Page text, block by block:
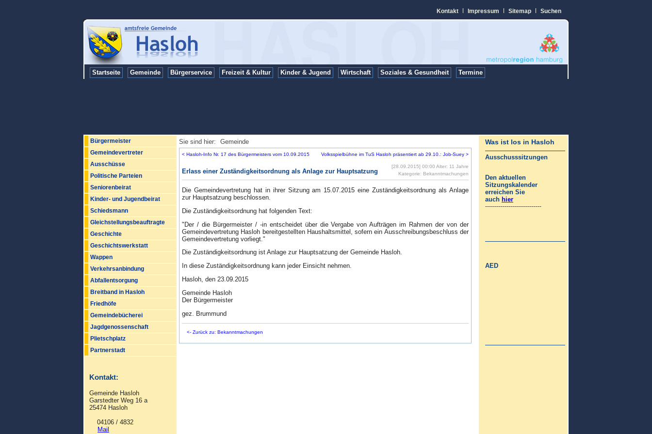
Kontakt Impressum Sitemap Suchen
Startseite Gemeinde Bürgerservice Freizeit & Kultur Kinder & Jugend Wirtschaft Soziales & Gesundheit Termine
Bürgermeister
Gemeindevertreter
Ausschüsse
Politische Parteien
Seniorenbeirat
Kinder- und Jugendbeirat
Schiedsmann
Gleichstellungsbeauftragte
Geschichte
Geschichtswerkstatt
Wappen
Verkehrsanbindung
Abfallentsorgung
Breitband in Hasloh
Friedhöfe
Gemeindebücherei
Jagdgenossenschaft
Plietschplatz
Partnerstadt
Kontakt:
Gemeinde Hasloh
Garstedter Weg 16 a
25474 Hasloh
04106 / 4832
Mail
Was ist los in Hasloh
Ausschusssitzungen
Den aktuellen
Sitzungskalender
erreichen Sie
auch hier
-----------------------------
AED
Sie sind hier: Gemeinde
Volksspielbühne im TuS Hasloh präsentiert ab 29.10.: Job-Suey >
< Hasloh-Info Nr. 17 des Bürgermeisters vom 10.09.2015
[28.09.2015] 00:00 Alter: 11 Jahre
Kategorie: Bekanntmachungen
Erlass einer Zuständigkeitsordnung als Anlage zur Hauptsatzung
Die Gemeindevertretung hat in ihrer Sitzung am 15.07.2015 eine Zuständigkeitsordnung als Anlage
zur Hauptsatzung beschlossen.
Die Zuständigkeitsordnung hat folgenden Text:
"Der / die Bürgermeister / -in entscheidet über die Vergabe von Aufträgen im Rahmen der von der
Gemeindevertretung Hasloh bereitgestellten Haushaltsmittel, sofern ein Ausschreibungsbeschluss der
Gemeindevertretung vorliegt."
Die Zuständigkeitsordnung ist Anlage zur Hauptsatzung der Gemeinde Hasloh.
In diese Zuständigkeitsordnung kann jeder Einsicht nehmen.
Hasloh, den 23.09.2015
Gemeinde Hasloh
Der Bürgermeister
gez. Brummund
<- Zurück zu: Bekanntmachungen